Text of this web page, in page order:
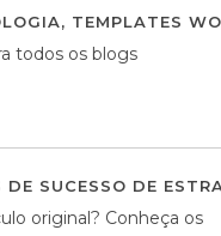
, TEMPLATES
todos os blogs
DE SUCESSO DE
original? Conheça os